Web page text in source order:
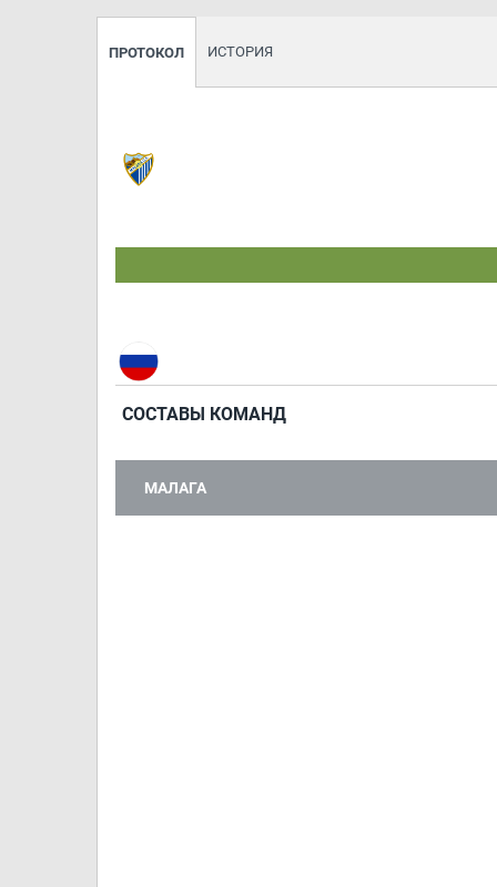
ПРОТОКОЛ ИСТОРИЯ
СОСТАВЫ КОМАНД
МАЛАГА